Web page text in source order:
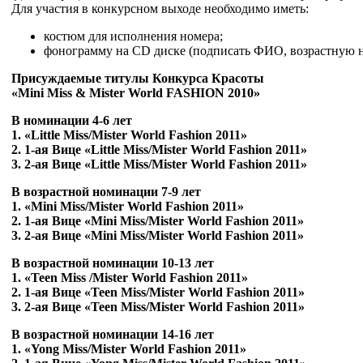
Для участия в конкурсном выходе необходимо иметь:
костюм для исполнения номера;
фонограмму на CD диске (подписать ФИО, возрастную
Присуждаемые титулы Конкурса Красоты
«Mini Miss & Mister World FASHION 2010»
В номинации 4-6 лет
1. «Little Miss/Mister World Fashion 2011»
2. 1-ая Вице «Little Miss/Mister World Fashion 2011»
3. 2-ая Вице «Little Miss/Mister World Fashion 2011»
В возрастной номинации 7-9 лет
1. «Mini Miss/Mister World Fashion 2011»
2. 1-ая Вице «Mini Miss/Mister World Fashion 2011»
3. 2-ая Вице «Mini Miss/Mister World Fashion 2011»
В возрастной номинации 10-13 лет
1. «Teen Miss /Mister World Fashion 2011»
2. 1-ая Вице «Teen Miss/Mister World Fashion 2011»
3. 2-ая Вице «Teen Miss/Mister World Fashion 2011»
В возрастной номинации 14-16 лет
1. «Yong Miss/Mister World Fashion 2011»